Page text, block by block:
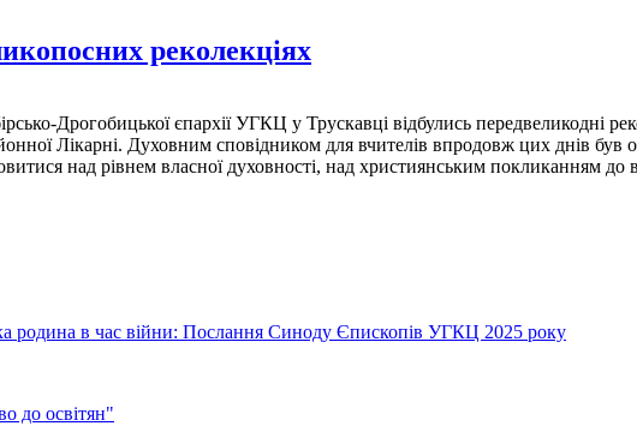
реколекціях
Дрогобицької єпархії УГКЦ у Трускавці відбулись передвеликодні
Лікарні. Духовним сповідником для вчителів впродовж цих днів
над рівнем власної духовності, над християнським покликанням до
родина в час війни: Послання Синоду Єпископів УГКЦ 2025 року
до освітян"